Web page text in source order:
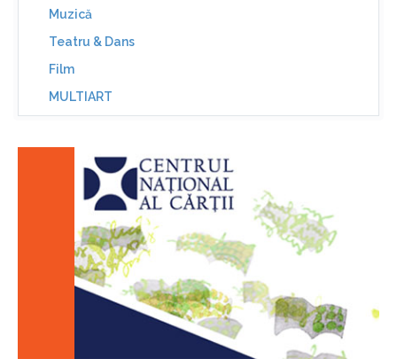
Muzică
Teatru & Dans
Film
MULTIART